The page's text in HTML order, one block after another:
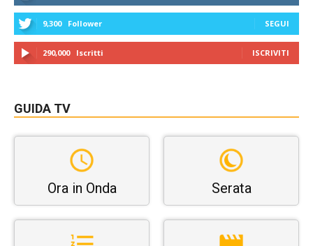
9,300 Follower SEGUI
290,000 Iscritti ISCRIVITI
GUIDA TV
Ora in Onda Serata